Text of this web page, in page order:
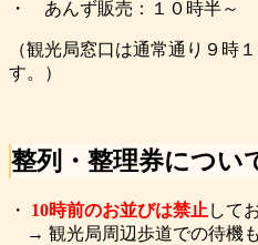
・ あんず販売：１０時半～
（観光局窓口は通常通り９時
す。）
整列・整理券につい
・ 10時前のお並びは禁止 して
→ 観光局周辺歩道での待機